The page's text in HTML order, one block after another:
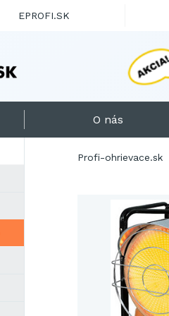
O nás
Profi-ohrievace.sk
EPROFI.SK